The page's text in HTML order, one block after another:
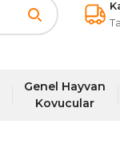
Genel Hayvan
Kovucular